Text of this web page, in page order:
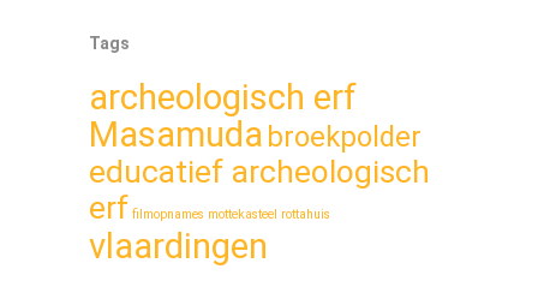
Tags
archeologisch erf
Masamuda broekpolder
educatief archeologisch
erf filmopnames mottekasteel rottahuis
vlaardingen